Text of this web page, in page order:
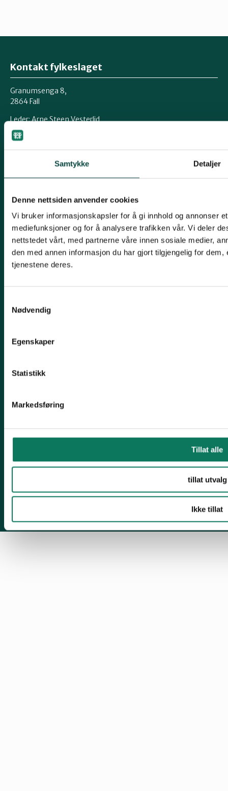
Samtykke Detaljer
Denne nettsiden anvender cookies
Vi bruker informasjonskapsler for å gi innhold og annonser
mediefunksjoner og for å analysere trafikken vår. Vi deler
nettstedet vårt, med partnerne våre innen sosiale medier,
den med annen informasjon du har gjort tilgjengelig for
tjenestene deres.
Nødvendig
Egenskaper
Statistikk
Markedsføring
Tillat alle
tillat utvalg
Ikke tillat
Kontakt fylkeslaget
Granumsenga 8,
2864 Fall
Leder: Arne Steen Vesterlid
Telefon: 470 20 700
Snarveier
Klimautvalget
Skogutvalget
Arealbruksutvalget
Rovdyrutvalget
Følg oss
Engasjer deg!